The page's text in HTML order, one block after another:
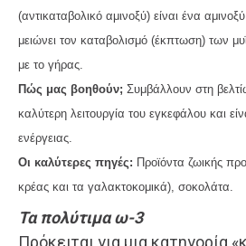
(αντικαταβολικό αμινοξύ) είναι ένα
μειώνει τον καταβολισμό (έκπτωση) των
με το γήρας.
Πώς μας βοηθούν; Συμβάλλουν στη
καλύτερη λειτουργία του εγκεφάλου και
ενέργειας.
Οι καλύτερες πηγές: Προϊόντα ζωικής
κρέας και τα γαλακτοκομικά), σοκολάτα.
Τα πολύτιμα ω-3
Πρόκειται για μια κατηγορία